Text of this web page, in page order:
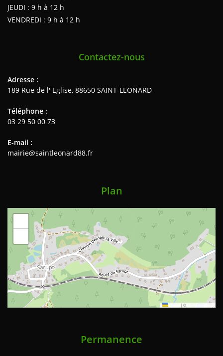
JEUDI : 9 h à 12 h
VENDREDI : 9 h à 12 h
Contactez-nous
Adresse :
189 Rue de l' Eglise, 88650 SAINT-LEONARD
Téléphone :
03 29 50 00 73
E-mail :
mairie@saintleonard88.fr
Plan
|©
Permanence